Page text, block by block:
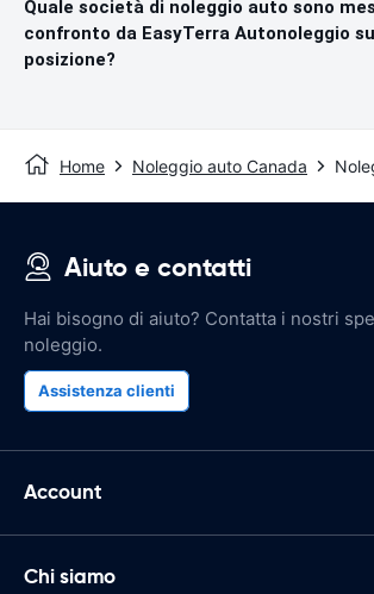
Quale società di noleggio auto sono
confronto da EasyTerra Autonoleggio
posizione?
Home Noleggio auto Canada
Aiuto e contatti
Hai bisogno di aiuto? Contatta i nostri
noleggio.
Assistenza clienti
Account
Chi siamo